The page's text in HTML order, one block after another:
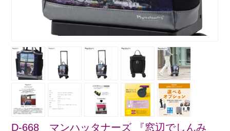
D-668 マンハッタナーズ 『窓辺でしんみ